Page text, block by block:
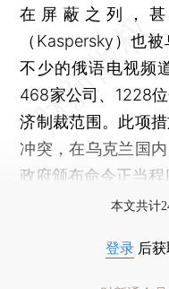
在屏蔽之列，
（Kaspersky）也
不少的俄语电视频
468家公司、1228
济制裁范围。此项
冲突，在乌克兰国
政府颁布命令正当程
本文共计
登录 后